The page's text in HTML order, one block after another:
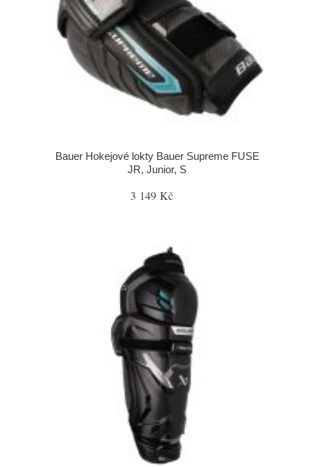
Bauer Hokejové lokty Bauer Supreme FUSE
JR, Junior, S
3 149 Kč